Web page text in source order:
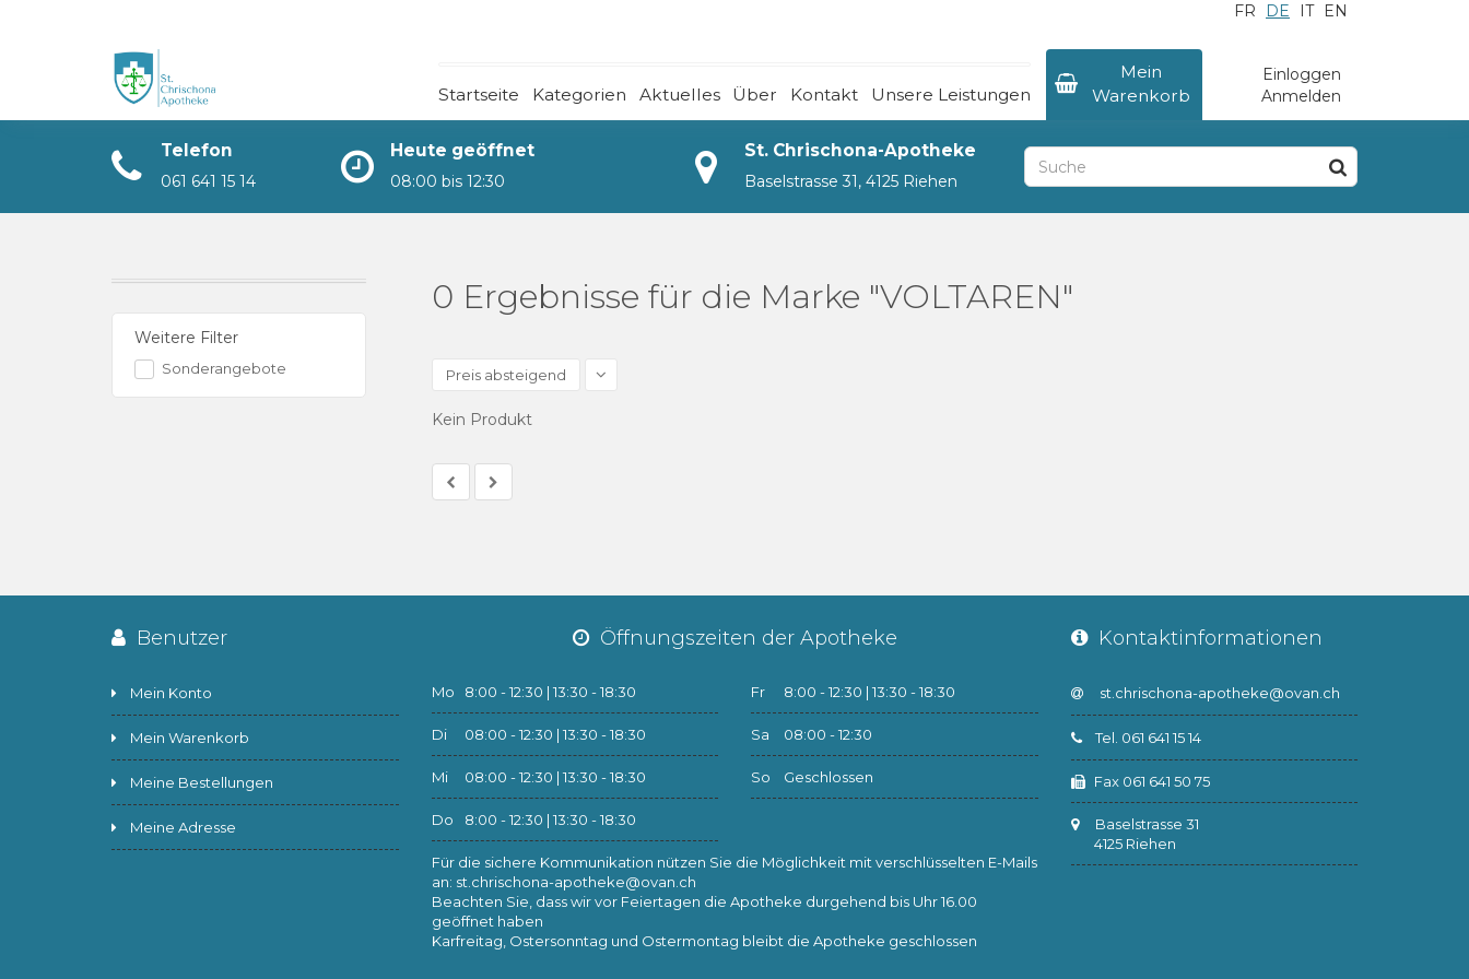
FR DE IT EN
Startseite Kategorien Aktuelles Über Kontakt Unsere Leistungen
Mein
Warenkorb
Einloggen
Anmelden
Telefon
061 641 15 14
Heute geöffnet
08:00 bis 12:30
St. Chrischona-Apotheke
Baselstrasse 31, 4125 Riehen
Startseite
Kategorien
Aktuelles
Unsere Leistungen
Weitere Filter
Sonderangebote
0 Ergebnisse für die Marke "VOLTAREN"
Preis absteigend
Kein Produkt
Benutzer
Mein Konto
Mein Warenkorb
Meine Bestellungen
Meine Adresse
Öffnungszeiten der Apotheke
Mo 8:00 - 12:30 | 13:30 - 18:30
Di 08:00 - 12:30 | 13:30 - 18:30
Mi 08:00 - 12:30 | 13:30 - 18:30
Do 8:00 - 12:30 | 13:30 - 18:30
Fr 8:00 - 12:30 | 13:30 - 18:30
Sa 08:00 - 12:30
So Geschlossen
Für die sichere Kommunikation nützen Sie die Möglichkeit mit verschlüsselten E-Mails
an: st.chrischona-apotheke@ovan.ch
Beachten Sie, dass wir vor Feiertagen die Apotheke durgehend bis Uhr 16.00
geöffnet haben
Karfreitag, Ostersonntag und Ostermontag bleibt die Apotheke geschlossen
Kontaktinformationen
Tel. 061 641 15 14
Fax 061 641 50 75
Baselstrasse 31
4125 Riehen